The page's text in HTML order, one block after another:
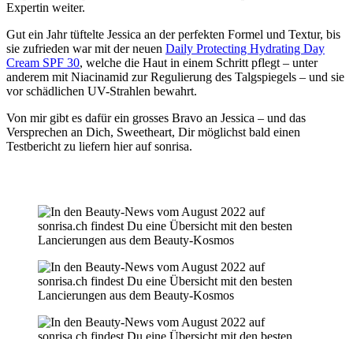
Expertin weiter.
Gut ein Jahr tüftelte Jessica an der perfekten Formel und Textur, bis
sie zufrieden war mit der neuen Daily Protecting Hydrating Day
Cream SPF 30, welche die Haut in einem Schritt pflegt – unter
anderem mit Niacinamid zur Regulierung des Talgspiegels – und sie
vor schädlichen UV-Strahlen bewahrt.
Von mir gibt es dafür ein grosses Bravo an Jessica – und das
Versprechen an Dich, Sweetheart, Dir möglichst bald einen
Testbericht zu liefern hier auf sonrisa.